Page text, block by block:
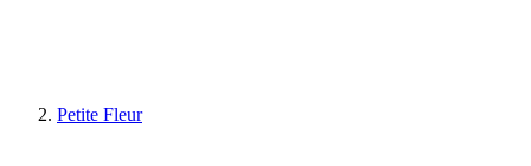
Petite Fleur